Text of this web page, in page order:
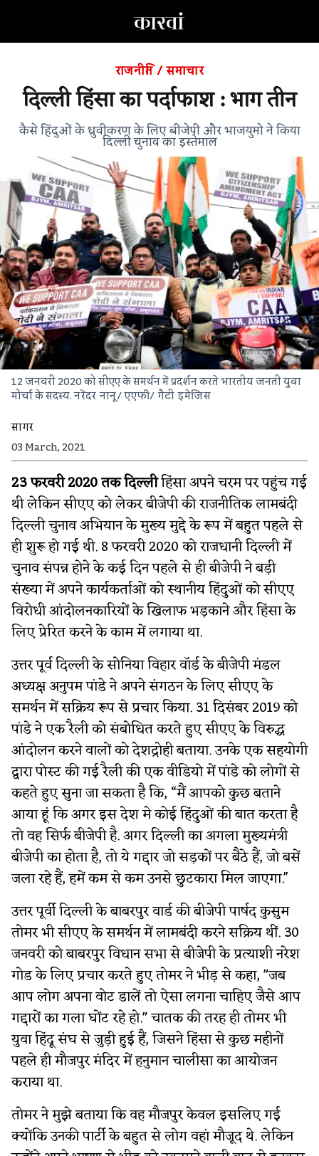
राजनीति/समाचार
दिल्ली हिंसा का पर्दाफाश : भाग तीन
कैसे हिंदुओं के ध्रुवीकरण के लिए बीजेपी और भाजयुमो ने किया
दिल्ली चुनाव का इस्तेमाल
12 जनवरी 2020 को सीएए के समर्थन में प्रदर्शन करते भारतीय जनती युवा
मोर्चा के सदस्य.नरेंदर नानू/ एएफी/ गैटी इमेजिस
सागर
03 March, 2021
23 फरवरी 2020 तक दिल्लीहिंसा अपने चरम पर पहुंच गई
थी लेकिन सीएए को लेकर बीजेपी की राजनीतिक लामबंदी
दिल्ली चुनाव अभियान के मुख्य मुद्दे के रूप में बहुत पहले से
ही शुरू हो गई थी. 8 फरवरी 2020 को राजधानी दिल्ली में
चुनाव संपन्न होने के कई दिन पहले से ही बीजेपी ने बड़ी
संख्या में अपने कार्यकर्ताओं को स्थानीय हिंदुओं को सीएए
विरोधी आंदोलनकारियों के खिलाफ भड़काने और हिंसा के
लिए प्रेरित करने के काम में लगाया था.
उत्तर पूर्व दिल्ली के सोनिया विहार वॉर्ड के बीजेपी मंडल
अध्यक्ष अनुपम पांडे ने अपने संगठन के लिए सीएए के
समर्थन में सक्रिय रूप से प्रचार किया. 31 दिसंबर 2019 को
पांडे ने एक रैली को संबोधित करते हुए सीएए के विरुद्ध
आंदोलन करने वालों को देशद्रोही बताया. उनके एक सहयोगी
द्वारा पोस्ट की गई रैली की एक वीडियो में पांडे को लोगों से
कहते हुए सुना जा सकता है कि, “मैं आपको कुछ बताने
आया हूं कि अगर इस देश मे कोई हिंदुओं की बात करता है
तो वह सिर्फ बीजेपी है. अगर दिल्ली का अगला मुख्यमंत्री
बीजेपी का होता है, तो ये गद्दार जो सड़कों पर बैठे हैं, जो बसें
जला रहे हैं, हमें कम से कम उनसे छुटकारा मिल जाएगा.''
उत्तर पूर्वी दिल्ली के बाबरपुर वार्ड की बीजेपी पार्षद कुसुम
तोमर भी सीएए के समर्थन में लामबंदी करने सक्रिय थीं. 30
जनवरी को बाबरपुर विधान सभा से बीजेपी के प्रत्याशी नरेश
गोड के लिए प्रचार करते हुए तोमर ने भीड़ से कहा, "जब
आप लोग अपना वोट डालें तो ऐसा लगना चाहिए जैसे आप
गद्दारों का गला घोंट रहे हो." चातक की तरह ही तोमर भी
युवा हिंदू संघ से जुड़ी हुई हैं, जिसने हिंसा से कुछ महीनों
पहले ही मौजपुर मंदिर में हनुमान चालीसा का आयोजन
कराया था.
तोमर ने मुझे बताया कि वह मौजपुर केवल इसलिए गई
क्योंकि उनकी पार्टी के बहुत से लोग वहां मौजूद थे. लेकिन